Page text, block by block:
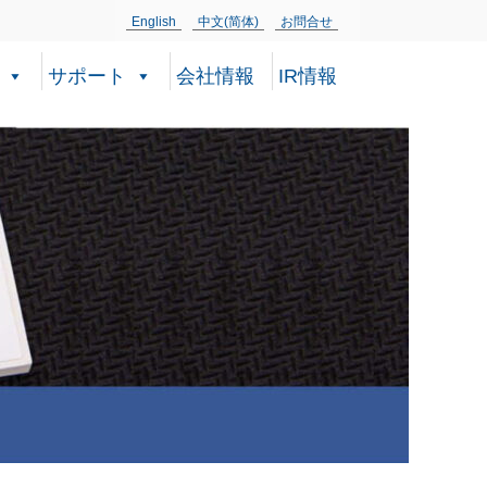
English 中文(简体) お問合せ
サポート 会社情報 IR情報